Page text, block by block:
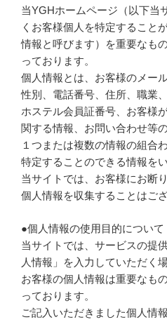
当YGHホームページ（以下当
くお客様個人を特定すること
情報と呼びます）を重要なも
っております。
個人情報とは、お客様のメー
性別、電話番号、住所、職業
ホステル会員証番号、お客様
関する情報、お問い合わせ等
１つまたは複数の情報の組合
特定することのできる情報をい
当サイトでは、お客様にお断
個人情報を収集することはござ
●個人情報の使用目的について
当サイトでは、サービスの提
人情報」を入力していただく
お客様の個人情報は重要なも
っております。
ご記入いただきました個人情